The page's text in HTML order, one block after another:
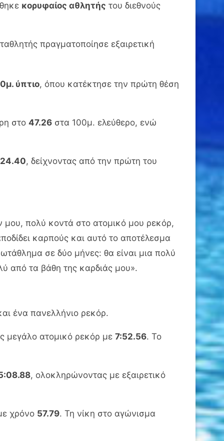
κορυφαίος αθλητής του διεθνούς
πραγματοποίησε εξαιρετική
ύπτιο, όπου κατέκτησε την πρώτη θέση
στο 47.26 στα 100μ. ελεύθερο, ενώ
24.40, δείχνοντας από την πρώτη του
πολύ κοντά στο ατομικό μου ρεκόρ,
καρπούς και αυτό το αποτέλεσμα
σε δύο μήνες: θα είναι μια πολύ
από τα βάθη της καρδιάς μου».
ένα πανελλήνιο ρεκόρ.
μεγάλο ατομικό ρεκόρ με 7:52.56. Το
, ολοκληρώνοντας με εξαιρετικό
χρόνο 57.79. Τη νίκη στο αγώνισμα